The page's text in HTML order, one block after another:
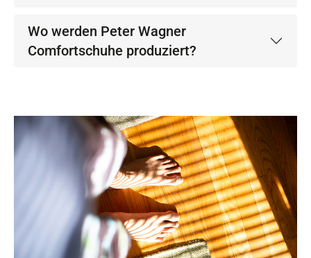
Wo werden Peter Wagner
Comfortschuhe produziert?